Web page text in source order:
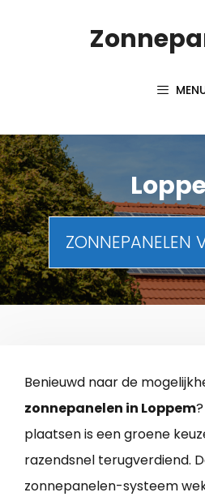
ZONNEPANELEN
Benieuwd naar de
zonnepanelen in Loppem
plaatsen is een groene
razendsnel terugverdiend.
zonnepanelen-systeem